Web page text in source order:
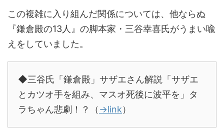
この複雑に入り組んだ関係については、他ならぬ
『鎌倉殿の13人』の脚本家・三谷幸喜氏がうまい喩
えをしていました。
◆三谷氏「鎌倉殿」サザエさん解説「サザエ
とカツオ手を組み、マスオ死後に波平を」タ
ラちゃん悲劇！？（ →link）